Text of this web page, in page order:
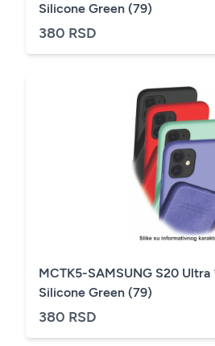
Silicone Green (79)
380 RSD
MCTK5-SAMSUNG S20
Silicone Green (79)
380 RSD